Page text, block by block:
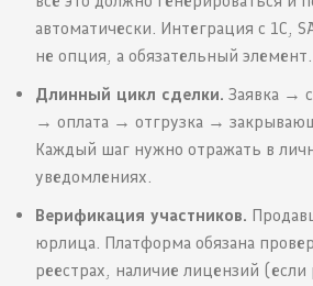
автоматически. Интеграция с 1С,
не опция, а обязательный элемент.
Длинный цикл сделки. Заявка →
→ оплата → отгрузка →
Каждый шаг нужно отражать в
уведомлениях.
Верификация участников.
юрлица. Платформа обязана
реестрах, наличие лицензий